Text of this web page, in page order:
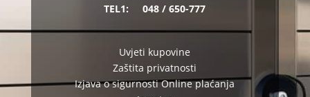
TEL1:048 / 650-777
Uvjeti kupovine
Zaštita privatnosti
Izjava o sigurnosti Online plaćanja